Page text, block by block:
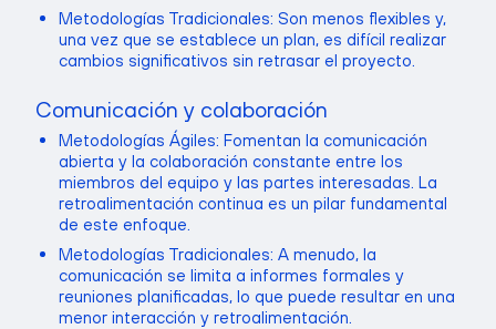
Metodologías Tradicionales: Son menos flexibles y,
una vez que se establece un plan, es difícil realizar
cambios significativos sin retrasar el proyecto.
Comunicación y colaboración
Metodologías Ágiles: Fomentan la comunicación
abierta y la colaboración constante entre los
miembros del equipo y las partes interesadas. La
retroalimentación continua es un pilar fundamental
de este enfoque.
Metodologías Tradicionales: A menudo, la
comunicación se limita a informes formales y
reuniones planificadas, lo que puede resultar en una
menor interacción y retroalimentación.